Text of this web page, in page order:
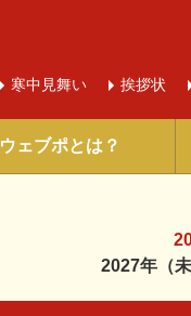
寒中 見舞い 挨拶状
ウェブポとは？
2027年（